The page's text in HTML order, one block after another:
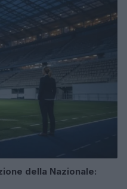
della Nazionale: